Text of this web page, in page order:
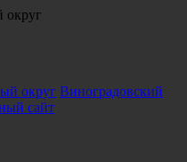
округ
Виноградовский
сайт